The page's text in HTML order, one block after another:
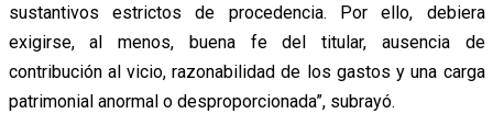
sustantivos estrictos de procedencia. Por ello, debiera
exigirse, al menos, buena fe del titular, ausencia de
contribución al vicio, razonabilidad de los gastos y una carga
patrimonial anormal o desproporcionada”, subrayó.